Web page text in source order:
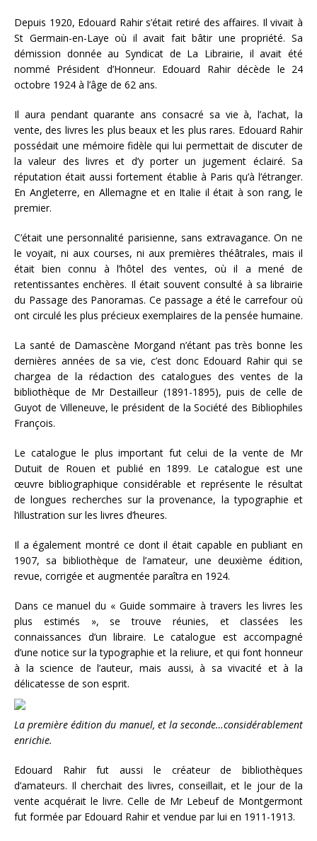
Depuis 1920, Edouard Rahir s’était retiré des affaires. Il vivait à
St Germain-en-Laye où il avait fait bâtir une propriété. Sa
démission donnée au Syndicat de La Librairie, il avait été
nommé Président d’Honneur. Edouard Rahir décède le 24
octobre 1924 à l’âge de 62 ans.
Il aura pendant quarante ans consacré sa vie à, l’achat, la
vente, des livres les plus beaux et les plus rares. Edouard Rahir
possédait une mémoire fidèle qui lui permettait de discuter de
la valeur des livres et d’y porter un jugement éclairé. Sa
réputation était aussi fortement établie à Paris qu’à l’étranger.
En Angleterre, en Allemagne et en Italie il était à son rang, le
premier.
C’était une personnalité parisienne, sans extravagance. On ne
le voyait, ni aux courses, ni aux premières théâtrales, mais il
était bien connu à l’hôtel des ventes, où il a mené de
retentissantes enchères. Il était souvent consulté à sa librairie
du Passage des Panoramas. Ce passage a été le carrefour où
ont circulé les plus précieux exemplaires de la pensée humaine.
La santé de Damascène Morgand n’étant pas très bonne les
dernières années de sa vie, c’est donc Edouard Rahir qui se
chargea de la rédaction des catalogues des ventes de la
bibliothèque de Mr Destailleur (1891-1895), puis de celle de
Guyot de Villeneuve, le président de la Société des Bibliophiles
François.
Le catalogue le plus important fut celui de la vente de Mr
Dutuit de Rouen et publié en 1899. Le catalogue est une
œuvre bibliographique considérable et représente le résultat
de longues recherches sur la provenance, la typographie et
l’illustration sur les livres d’heures.
Il a également montré ce dont il était capable en publiant en
1907, sa bibliothèque de l’amateur, une deuxième édition,
revue, corrigée et augmentée paraîtra en 1924.
Dans ce manuel du « Guide sommaire à travers les livres les
plus estimés », se trouve réunies, et classées les
connaissances d’un libraire. Le catalogue est accompagné
d’une notice sur la typographie et la reliure, et qui font honneur
à la science de l’auteur, mais aussi, à sa vivacité et à la
délicatesse de son esprit.
La première édition du manuel, et la seconde…considérablement
enrichie.
Edouard Rahir fut aussi le créateur de bibliothèques
d’amateurs. Il cherchait des livres, conseillait, et le jour de la
vente acquérait le livre. Celle de Mr Lebeuf de Montgermont
fut formée par Edouard Rahir et vendue par lui en 1911-1913.